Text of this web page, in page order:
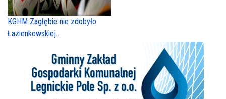
KGHM Zagłębie nie zdobyło
Łazienkowskiej...